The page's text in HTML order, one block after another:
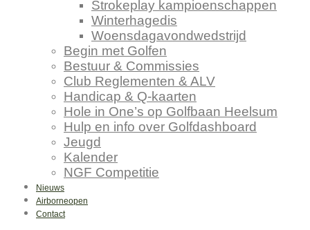
Strokeplay kampioenschappen
Winterhagedis
Woensdagavondwedstrijd
Begin met Golfen
Bestuur & Commissies
Club Reglementen & ALV
Handicap & Q-kaarten
Hole in One’s op Golfbaan Heelsum
Hulp en info over Golfdashboard
Jeugd
Kalender
NGF Competitie
Nieuws
Airborneopen
Contact